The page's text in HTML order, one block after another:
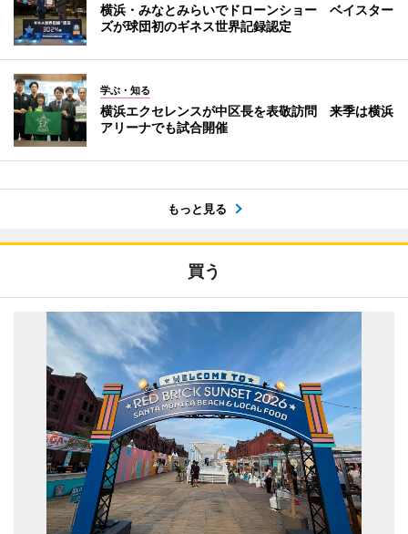
横浜・みなとみらいでドローンショー ベイスター
ズが球団初のギネス世界記録認定
学ぶ・知る
横浜エクセレンスが中区長を表敬訪問 来季は横浜
アリーナでも試合開催
もっと見る
買う